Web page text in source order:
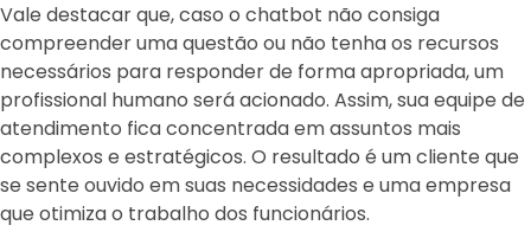
Vale destacar que, caso o chatbot não consiga
compreender uma questão ou não tenha os recursos
necessários para responder de forma apropriada, um
profissional humano será acionado. Assim, sua equipe de
atendimento fica concentrada em assuntos mais
complexos e estratégicos. O resultado é um cliente que
se sente ouvido em suas necessidades e uma empresa
que otimiza o trabalho dos funcionários.